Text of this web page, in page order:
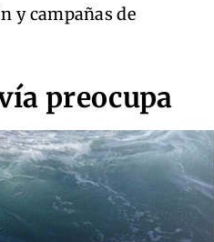
y campañas de
preocupa